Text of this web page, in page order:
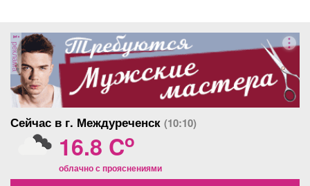
реклама
Сейчас в г. Междуреченск (10:10)
16.8 Co
облачно с прояснениями